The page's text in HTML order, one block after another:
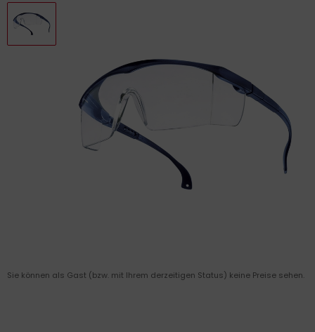
Sie können als Gast (bzw. mit Ihrem derzeitigen Status) keine Preise sehen.